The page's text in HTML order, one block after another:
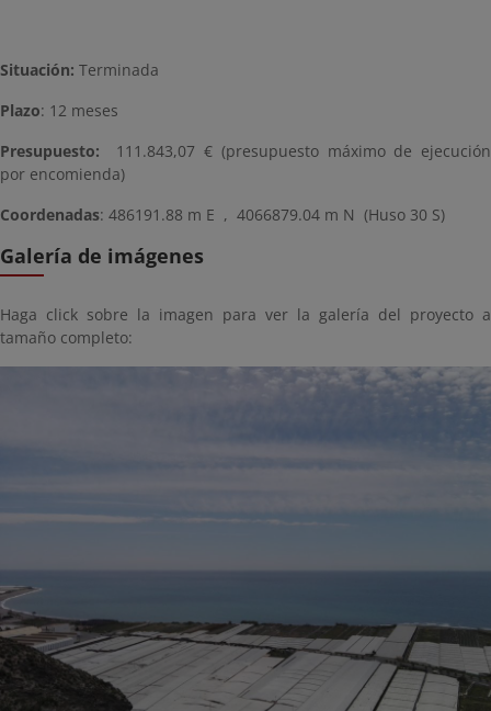
Situación: Terminada
Plazo: 12 meses
Presupuesto: 111.843,07 € (presupuesto máximo de ejecución
por encomienda)
Coordenadas: 486191.88 m E , 4066879.04 m N (Huso 30 S)
Galería de imágenes
Haga click sobre la imagen para ver la galería del proyecto a
tamaño completo: